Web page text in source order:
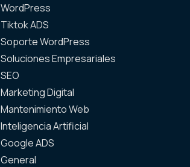
WordPress
Tiktok ADS
Soporte WordPress
Soluciones Empresariales
SEO
Marketing Digital
Mantenimiento Web
Inteligencia Artificial
Google ADS
General